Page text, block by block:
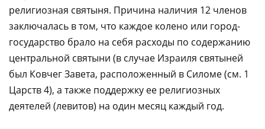
религиозная святыня. Причина наличия 12 членов
заключалась в том, что каждое колено или город-
государство брало на себя расходы по содержанию
центральной святыни (в случае Израиля святыней
был Ковчег Завета, расположенный в Силоме (см. 1
Царств 4), а также поддержку ее религиозных
деятелей (левитов) на один месяц каждый год.